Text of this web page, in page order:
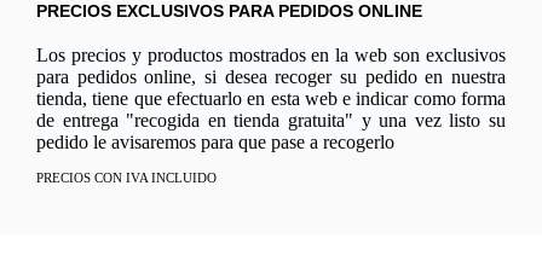
PRECIOS EXCLUSIVOS PARA PEDIDOS ONLINE
Los precios y productos mostrados en la web son exclusivos
para pedidos online, si desea recoger su pedido en nuestra
tienda, tiene que efectuarlo en esta web e indicar como forma
de entrega "recogida en tienda gratuita" y una vez listo su
pedido le avisaremos para que pase a recogerlo
PRECIOS CON IVA INCLUIDO